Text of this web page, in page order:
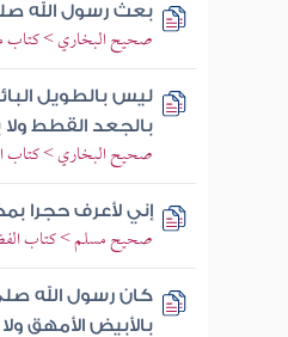
بعث رسول الله
صحيح البخاري > كتاب
ليس بالطويل
بالجعد القطط
صحيح البخاري > كتاب
إني لأعرف حجرا
صحيح مسلم > كتاب
كان رسول الله
بالأبيض الأمهق